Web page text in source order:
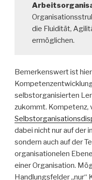
die Fluidität,
ermöglichen.
Bemerkenswert ist
selbstorganisierten
zukommt. Kompetenz,
dabei nicht nur auf der
sondern auch auf der
organisationelen
einer Organisation.
Handlungsfelder „nur“